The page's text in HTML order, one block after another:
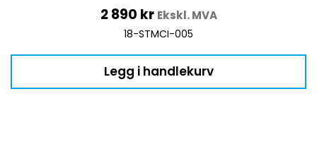
2 890 kr Ekskl. MVA
18-STMCI-005
Legg i handlekurv